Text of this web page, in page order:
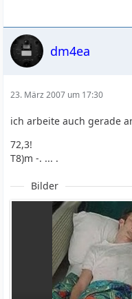
dm4ea
23. März 2007 um 17:30
ich arbeite auch gerade
72,3!
T8)m -. ... .
Bilder